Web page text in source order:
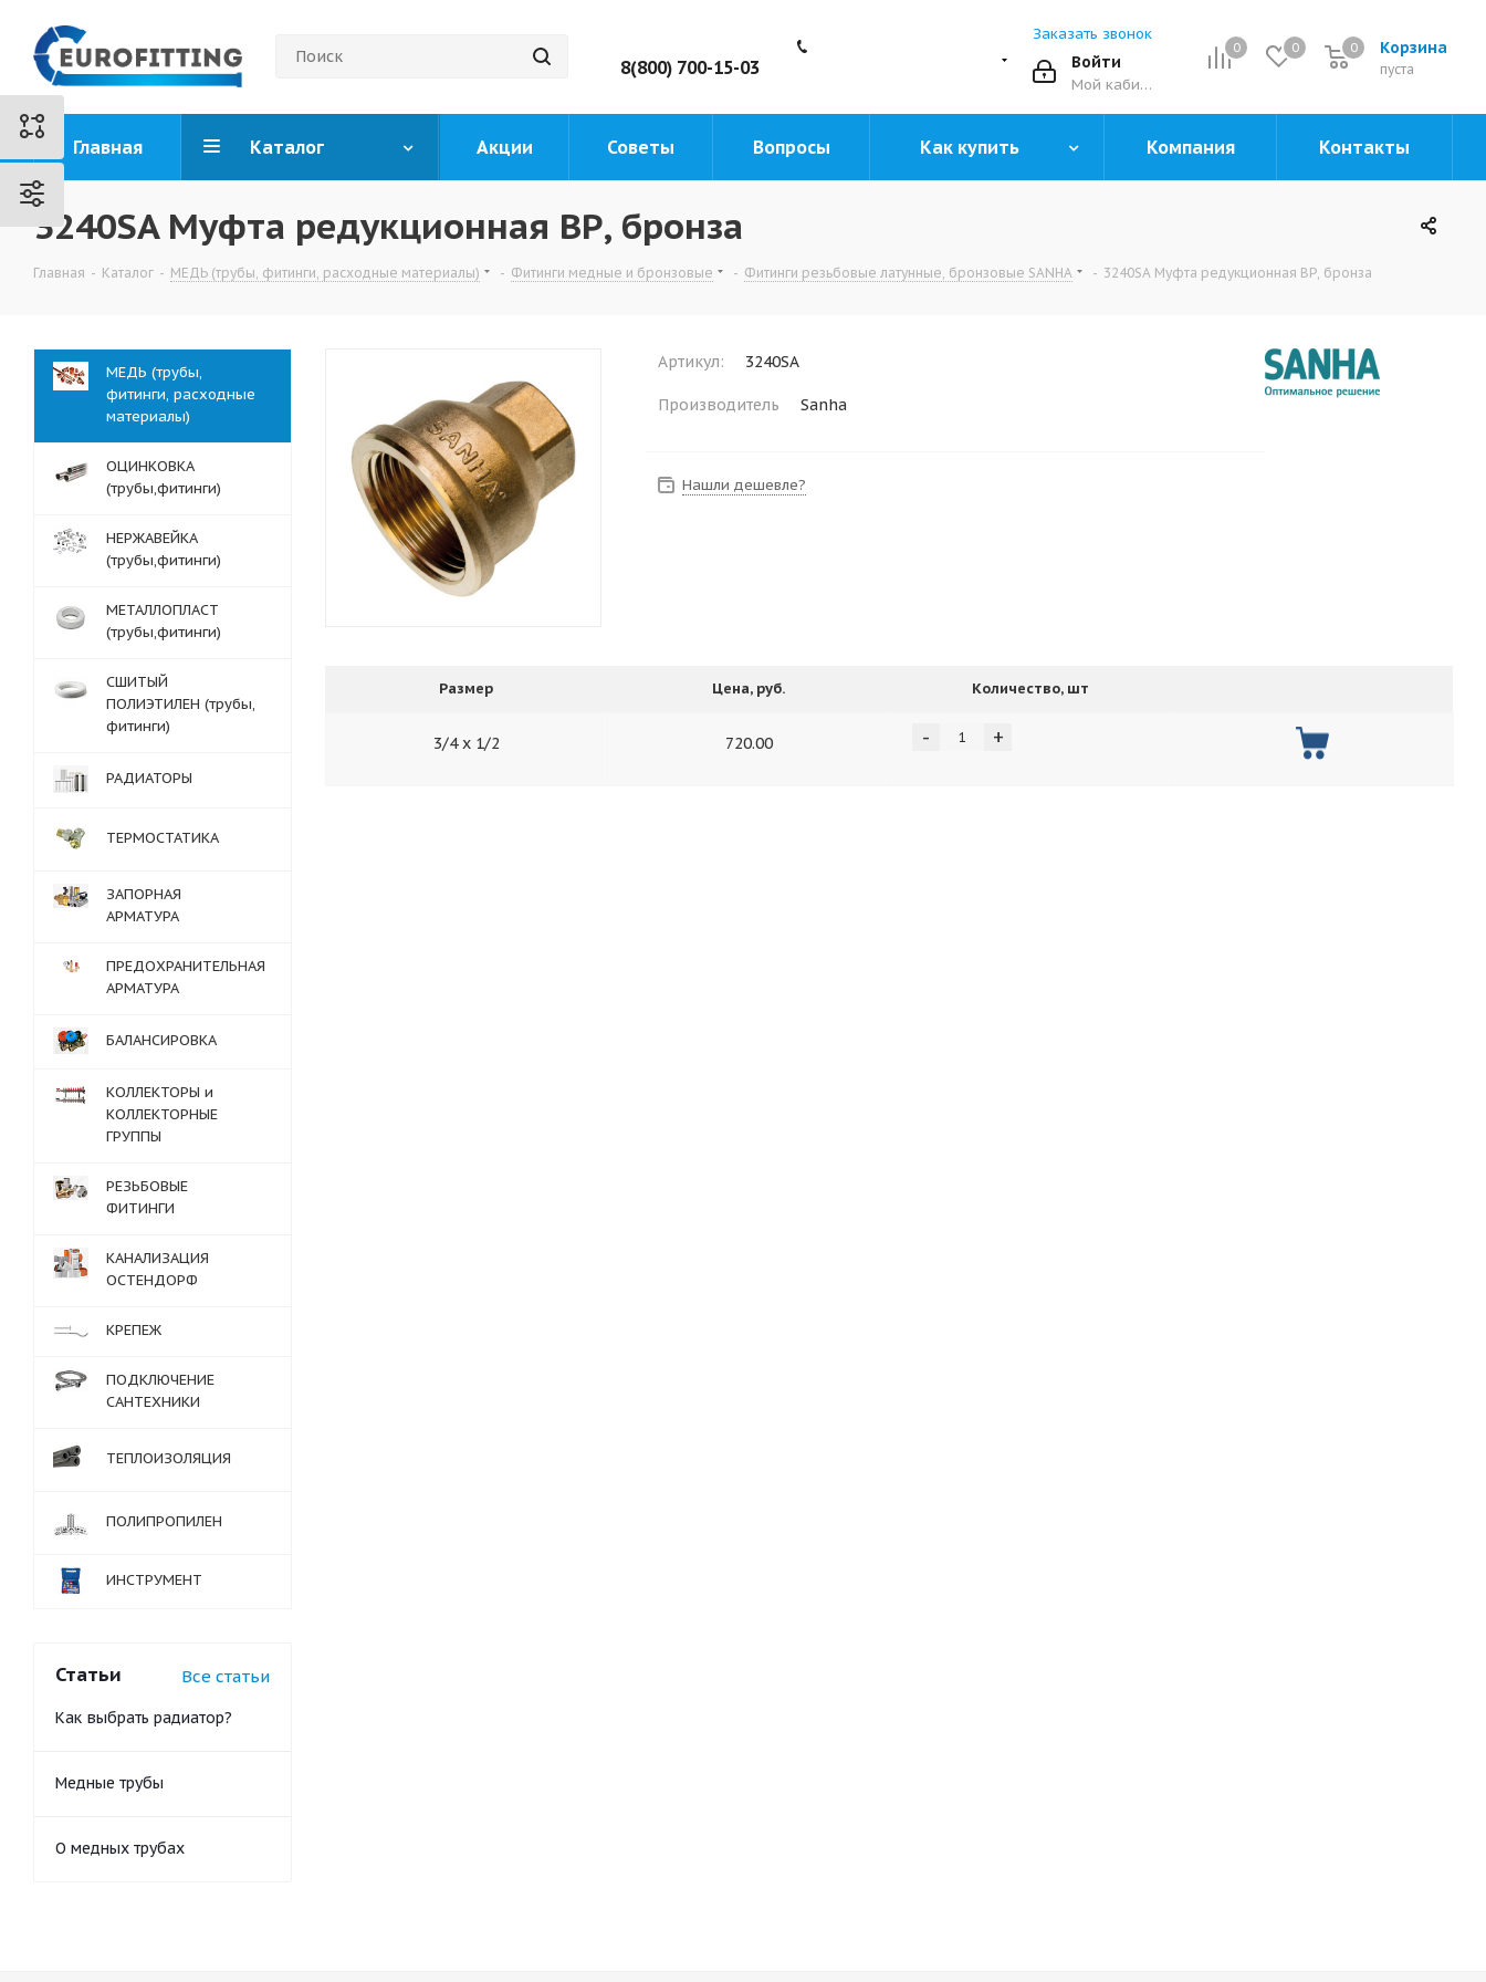
0 0 Корзина
0
пуста
0
Заказать звонок
Войти
Мой кабинет
8(800) 700-15-03
Главная Каталог Акции Советы Вопросы Как купить Компания Контакты
3240SA Муфта редукционная ВР, бронза
Главная - Каталог - МЕДЬ (трубы, фитинги, расходные материалы) - Фитинги медные и бронзовые - Фитинги резьбовые латунные, бронзовые SANHA - 3240SA Муфта редукционная ВР, бронза
Артикул: 3240SA
Производитель Sanha
Нашли дешевле?
Размер Цена, руб. Количество, шт
3/4 х 1/2 720.00 - +
МЕДЬ (трубы,
фитинги, расходные
материалы)
ОЦИНКОВКА
(трубы,фитинги)
НЕРЖАВЕЙКА
(трубы,фитинги)
МЕТАЛЛОПЛАСТ
(трубы,фитинги)
СШИТЫЙ
ПОЛИЭТИЛЕН (трубы,
фитинги)
РАДИАТОРЫ
ТЕРМОСТАТИКА
ЗАПОРНАЯ
АРМАТУРА
ПРЕДОХРАНИТЕЛЬНАЯ
АРМАТУРА
БАЛАНСИРОВКА
КОЛЛЕКТОРЫ и
КОЛЛЕКТОРНЫЕ
ГРУППЫ
РЕЗЬБОВЫЕ
ФИТИНГИ
КАНАЛИЗАЦИЯ
ОСТЕНДОРФ
КРЕПЕЖ
ПОДКЛЮЧЕНИЕ
САНТЕХНИКИ
ТЕПЛОИЗОЛЯЦИЯ
ПОЛИПРОПИЛЕН
ИНСТРУМЕНТ
Статьи Все статьи
Как выбрать радиатор?
Медные трубы
О медных трубах